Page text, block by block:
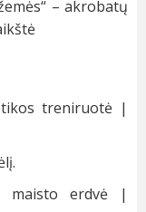
– akrobatų
treniruotė |
maisto erdvė |